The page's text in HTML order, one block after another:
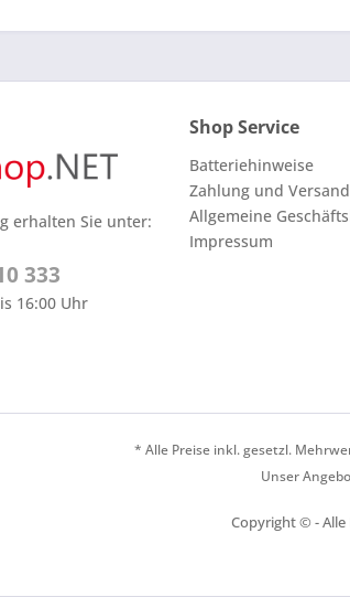
erhalten Sie unter:
333
16:00 Uhr
Shop Service
Batteriehinweise
Zahlung und Versand
Allgemeine
Impressum
* Alle Preise inkl. gesetzl.
Unser
Copyright © -